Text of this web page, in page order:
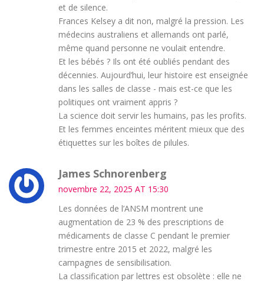
et de silence.
Frances Kelsey a dit non, malgré la pression. Les
médecins australiens et allemands ont parlé,
même quand personne ne voulait entendre.
Et les bébés ? Ils ont été oubliés pendant des
décennies. Aujourd’hui, leur histoire est enseignée
dans les salles de classe - mais est-ce que les
politiques ont vraiment appris ?
La science doit servir les humains, pas les profits.
Et les femmes enceintes méritent mieux que des
étiquettes sur les boîtes de pilules.
James Schnorenberg
novembre 22, 2025 AT 15:30
Les données de l’ANSM montrent une
augmentation de 23 % des prescriptions de
médicaments de classe C pendant le premier
trimestre entre 2015 et 2022, malgré les
campagnes de sensibilisation.
La classification par lettres est obsolète : elle ne